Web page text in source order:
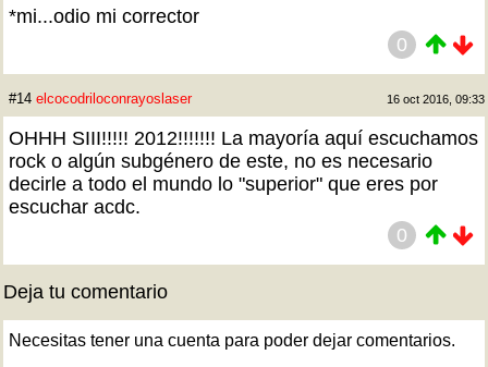
*mi...odio mi corrector
0
#14 elcocodriloconrayoslaser 16 oct 2016, 09:33
OHHH SIII!!!!! 2012!!!!!!! La mayoría aquí escuchamos
rock o algún subgénero de este, no es necesario
decirle a todo el mundo lo "superior" que eres por
escuchar acdc.
0
Deja tu comentario
Necesitas tener una cuenta para poder dejar comentarios.